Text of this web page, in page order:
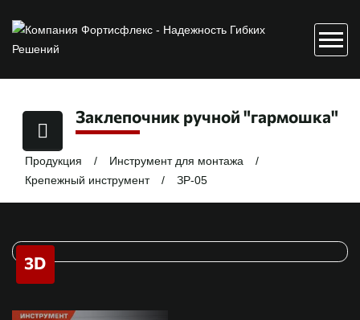
Заклепочник ручной "гармошка"
Продукция
Инструмент для монтажа
Крепежный инструмент
ЗР-05
3D